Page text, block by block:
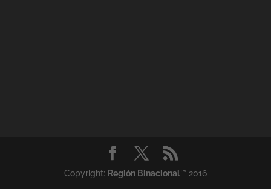
Copyright: Región Binacional™ 2016